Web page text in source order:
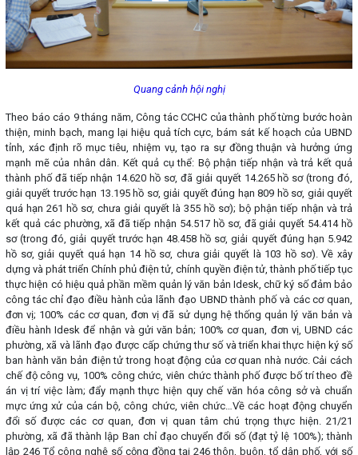
Quang cảnh hội nghị
Theo báo cáo 9 tháng năm, Công tác CCHC của thành phố từng bước hoàn
thiện, minh bạch, mang lại hiệu quả tích cực, bám sát kế hoạch của UBND
tỉnh, xác định rõ mục tiêu, nhiệm vụ, tạo ra sự đồng thuận và hưởng ứng
mạnh mẽ của nhân dân. Kết quả cụ thể: Bộ phận tiếp nhận và trả kết quả
thành phố đã tiếp nhận 14.620 hồ sơ, đã giải quyết 14.265 hồ sơ (trong đó,
giải quyết trước hạn 13.195 hồ sơ, giải quyết đúng hạn 809 hồ sơ, giải quyết
quá hạn 261 hồ sơ, chưa giải quyết là 355 hồ sơ); bộ phận tiếp nhận và trả
kết quả các phường, xã đã tiếp nhận 54.517 hồ sơ, đã giải quyết 54.414 hồ
sơ (trong đó, giải quyết trước hạn 48.458 hồ sơ, giải quyết đúng hạn 5.942
hồ sơ, giải quyết quá hạn 14 hồ sơ, chưa giải quyết là 103 hồ sơ). Về xây
dựng và phát triển Chính phủ điện tử, chính quyền điện tử, thành phố tiếp tục
thực hiện có hiệu quả phần mềm quản lý văn bản Idesk, chữ ký số đảm bảo
công tác chỉ đạo điều hành của lãnh đạo UBND thành phố và các cơ quan,
đơn vị; 100% các cơ quan, đơn vị đã sử dụng hệ thống quản lý văn bản và
điều hành Idesk để nhận và gửi văn bản; 100% cơ quan, đơn vị, UBND các
phường, xã và lãnh đạo được cấp chứng thư số và triển khai thực hiện ký số
ban hành văn bản điện tử trong hoạt động của cơ quan nhà nước. Cải cách
chế độ công vụ, 100% công chức, viên chức thành phố được bố trí theo đề
án vị trí việc làm; đẩy mạnh thực hiện quy chế văn hóa công sở và chuẩn
mực ứng xử của cán bộ, công chức, viên chức…Về các hoạt động chuyển
đổi số được các cơ quan, đơn vị quan tâm chú trọng thực hiện. 21/21
phường, xã đã thành lập Ban chỉ đạo chuyển đổi số (đạt tỷ lệ 100%); thành
lập 246 Tổ công nghệ số cộng đồng tại 246 thôn, buôn, tổ dân phố, với số